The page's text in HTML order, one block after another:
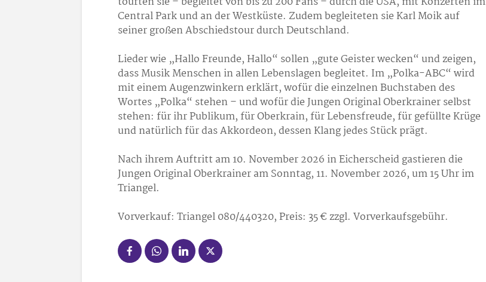
Central Park und an der Westküste. Zudem begleiteten sie Karl Moik auf
seiner großen Abschiedstour durch Deutschland.
Lieder wie „Hallo Freunde, Hallo“ sollen „gute Geister wecken“ und zeigen,
dass Musik Menschen in allen Lebenslagen begleitet. Im „Polka-ABC“ wird
mit einem Augenzwinkern erklärt, wofür die einzelnen Buchstaben des
Wortes „Polka“ stehen – und wofür die Jungen Original Oberkrainer selbst
stehen: für ihr Publikum, für Oberkrain, für Lebensfreude, für gefüllte Krüge
und natürlich für das Akkordeon, dessen Klang jedes Stück prägt.
Nach ihrem Auftritt am 10. November 2026 in Eicherscheid gastieren die
Jungen Original Oberkrainer am Sonntag, 11. November 2026, um 15 Uhr im
Triangel.
Vorverkauf: Triangel 080/440320, Preis: 35 € zzgl. Vorverkaufsgebühr.